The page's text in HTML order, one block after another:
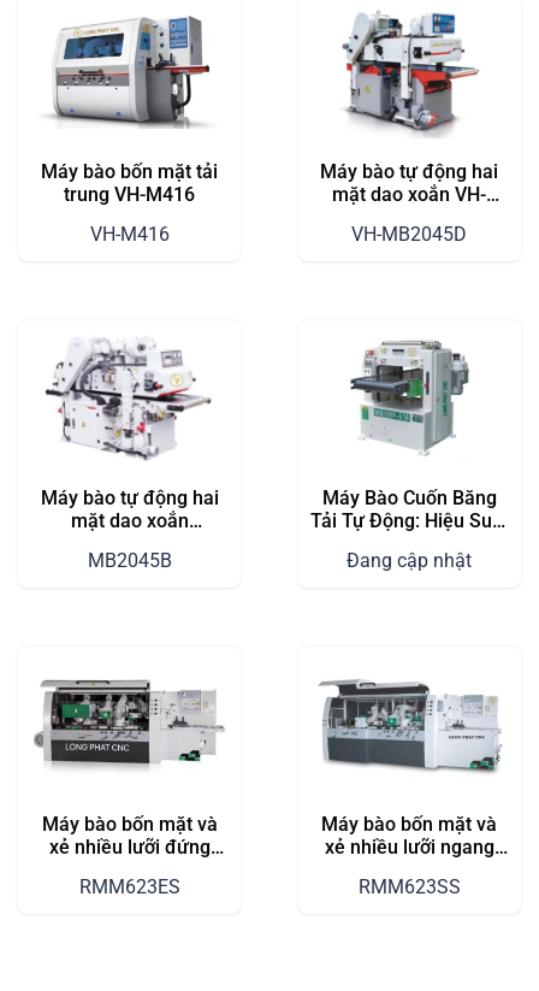
Máy bào bốn mặt tải
trung VH-M416
VH-M416
Máy bào tự động hai
mặt dao xoắn VH-
VH-MB2045D
Máy bào tự động hai
mặt dao xoắn
MB2045B
Máy Bào Cuốn Băng
Tải Tự Động: Hiệu Suất
Công Gỗ
Đang cập nhật
Máy bào bốn mặt và
xẻ nhiều lưỡi đứng
RMM623ES
Máy bào bốn mặt và
xẻ nhiều lưỡi ngang
RMM623SS